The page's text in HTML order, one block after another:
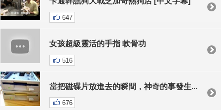
647
女孩超級靈活的手指 軟骨功
516
當把磁碟片放進去的瞬間，神奇的事發生...
676